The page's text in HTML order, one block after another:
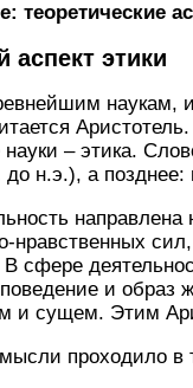
теоретические
аспект этики
– этика.
н.э.), а позднее:
нравственных
сфере
и образ
и сущем. Этим
проходило в